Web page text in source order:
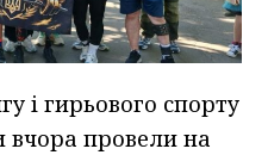
і гирьового спорту
вчора провели на